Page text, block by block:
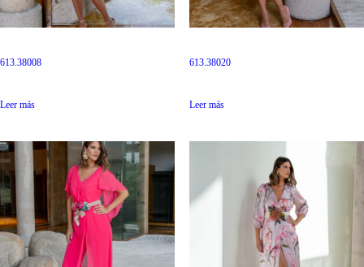
613.38008
Leer más
613.38020
Leer más